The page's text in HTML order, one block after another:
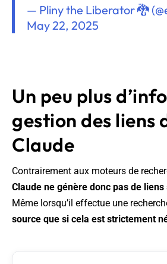
— Pliny the Liberator 🐉󠅫󠄼󠄿󠅆󠄵󠄐󠅀󠄼󠄹󠄾󠅉󠅭
May 22, 2025
Un peu plus
gestion des liens
Claude
Contrairement aux moteurs de
Claude ne génère donc pas de
Même lorsqu’il effectue une
source que si cela est strictement